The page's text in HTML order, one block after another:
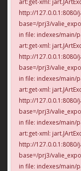
art:get-xml:
http://
base=/prj3/
in file: indexes/main/
art:get-xml:
http://
base=/prj3/
in file: indexes/main/
art:get-xml:
http://
base=/prj3/
in file: indexes/main/
art:get-xml:
http://
base=/prj3/
in file: indexes/main/
Kategorien:
1990-1999 (Auswahl),
Werke